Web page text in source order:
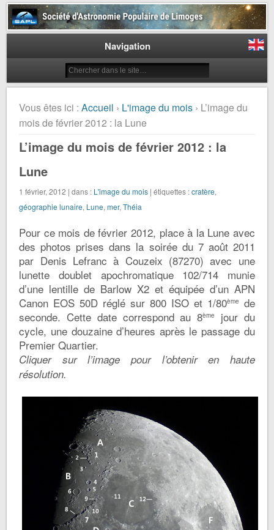
Société d'Astronomie Populaire
de Limoges
Navigation
Vous êtes ici : Accueil › L'image du mois › L’image du
mois de février 2012 : la Lune
L’image du mois de février 2012 : la
Lune
1 février, 2012 | dans : L'image du mois | étiquettes :cratère,
géographie lunaire, Lune,mer,Théia
Pour ce mois de février 2012, place à la Lune avec
des photos prises dans la soirée du 7 août 2011
par Denis Lefranc à Couzeix (87270) avec une
lunette doublet apochromatique 102/714 munie
d’une lentille de Barlow X2 et équipée d’un APN
Canon EOS 50D réglé sur 800 ISO et 1/80ème
de
seconde. Cette date correspond au 8ème
jour du
cycle, une douzaine d’heures après le passage du
Premier Quartier.
Cliquer sur l’image pour l’obtenir en haute
résolution.